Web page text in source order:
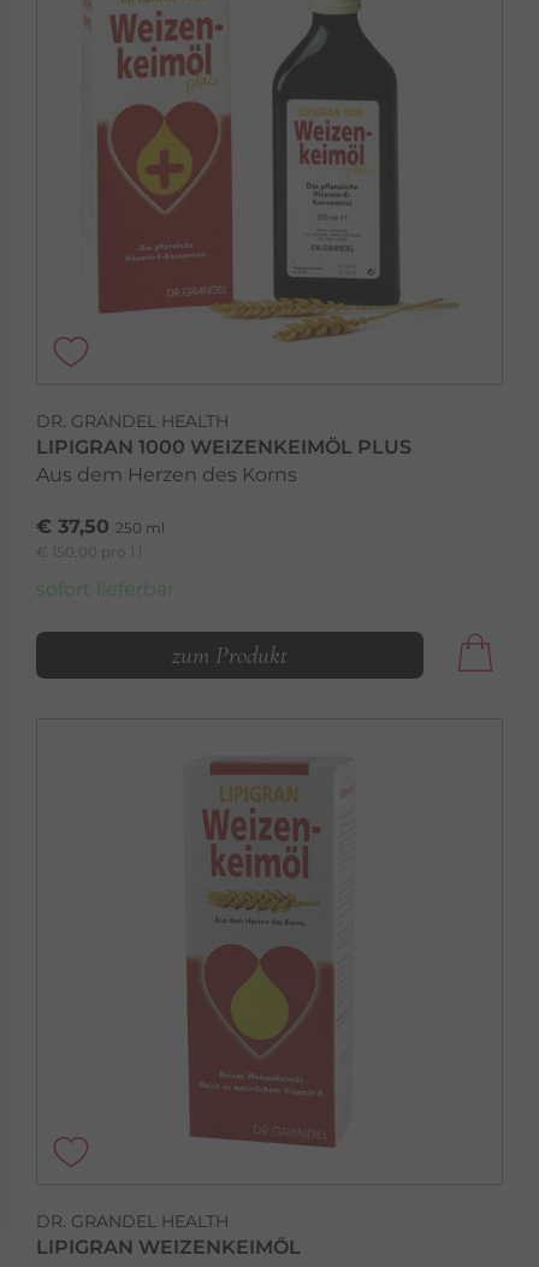
DR. GRANDEL HEALTH
LIPIGRAN 1000 WEIZENKEIMÖL PLUS
Aus dem Herzen des Korns
€ 37,50 250 ml
€ 150,00 pro 1 l
sofort lieferbar
zum Produkt
DR. GRANDEL HEALTH
LIPIGRAN WEIZENKEIMÖL